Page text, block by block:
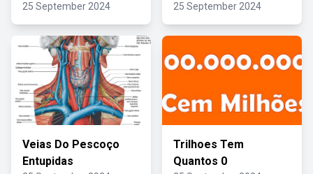
25 September 2024 25 September 2024
Veias Do Pescoço
Entupidas
Trilhoes Tem
Quantos 0